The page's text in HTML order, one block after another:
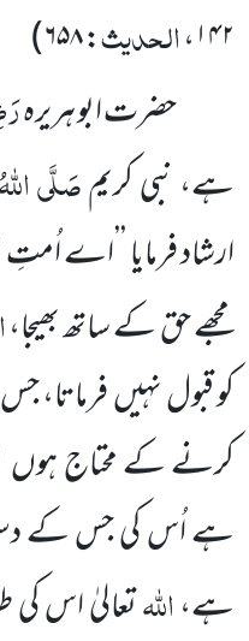
۱۴۲،الحدیث:۶۵۸)
حضرت ابو ہریرہ
ہے، نبی کریمصَلَّی
ارشاد فرمایا ’’اے
مجھے حق کے ساتھ بھیجا،
کو قبول نہیں
کرنے کے محتاج ہوں
ہے اُس کی جس کے
ہے،اللّٰہتعالیٰ اس